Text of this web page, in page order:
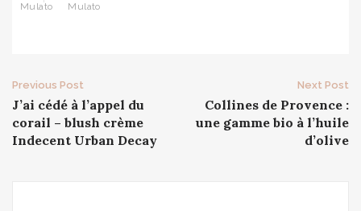
Mulato
Mulato
Post
navigation
Previous Post
J’ai cédé à l’appel du
corail – blush crème
Indecent Urban Decay
Next Post
Collines de Provence :
une gamme bio à l’huile
d’olive